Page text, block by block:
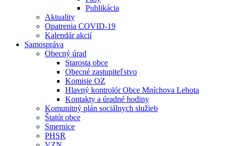
Publikácia
Aktuality
Opatrenia COVID-19
Kalendár akcií
Samospráva
Obecný úrad
Starosta obce
Obecné zastupiteľstvo
Komisie OZ
Hlavný kontrolór Obce Mníchova Lehota
Kontakty a úradné hodiny
Komunitný plán sociálnych služieb
Štatút obce
Smernice
PHSR